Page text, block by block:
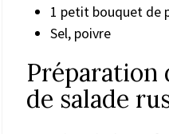
1 petit bouquet de
Sel, poivre
Préparation
de salade